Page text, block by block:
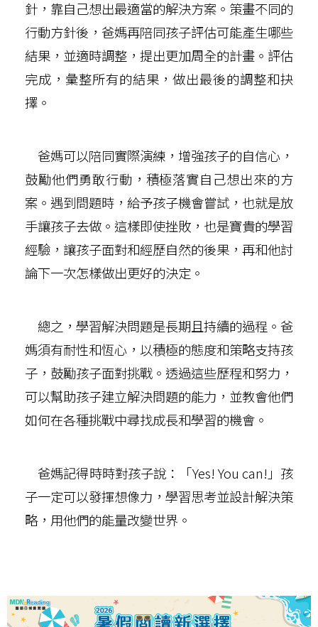
針，靠自己想出最適當的解決方案。策畫不同的
行動方針後，爸媽再陪同孩子評估可能產生哪些
結果，並適時調整，提出更加周全的計畫。評估
完成，彙整所有的結果，做出最後的調整和抉
擇。
爸媽可以陪同實際演練，增強孩子的自信心，
鼓勵他們勇敢行動，積極落實自己想出來的方
案。遇到問題時，給予孩子機會嘗試，也就是放
手讓孩子去做。這樣即使挫敗，也是寶貴的學習
經驗，讓孩子面對和經歷自然的後果，再和他討
論下一次怎樣做出更好的決定。
總之，學習解決問題是長期且持續的過程。爸
媽須有耐性和恆心，以積極的態度和策略支持孩
子，鼓勵孩子面對挑戰。透過這些歷程和努力，
可以幫助孩子建立解決問題的能力，並教會他們
如何在各種挑戰中尋找成長和學習的機會。
爸媽記得時時對孩子說：「Yes! You can!」孩
子一定可以發揮想像力，學習思考並設計解決策
略，用他們的能量改變世界。